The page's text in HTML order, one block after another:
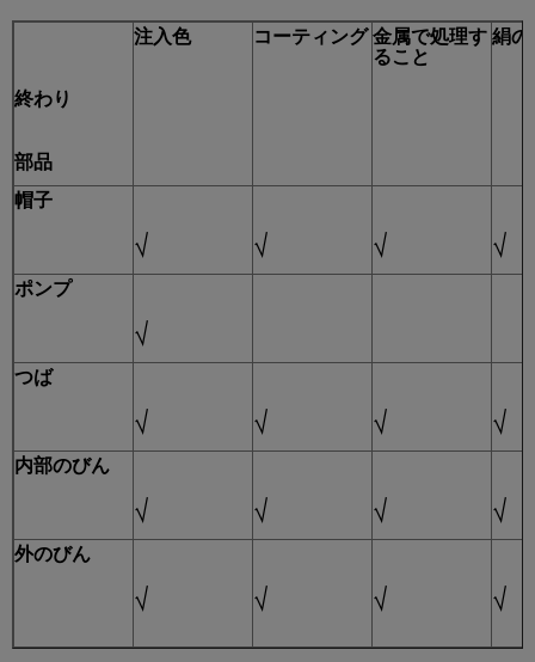
終わり
部品
注入色 コーティング 金属で処理す
ること
絹の
帽子
√ √ √ √
ポンプ
√
つば
√ √ √ √
内部のびん
√ √ √ √
外のびん
√ √ √ √